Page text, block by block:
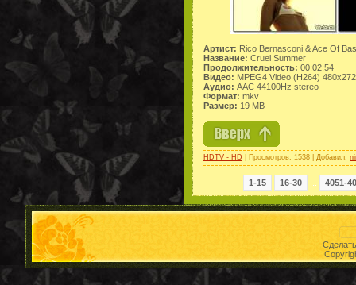
Артист: Rico Bernasconi & Ace Of
Название: Cruel Summer
Продолжительность: 00:02:54
Видео: MPEG4 Video (H264)
Аудио: AAC 44100Hz stereo
Формат: mkv
Размер: 19 MB
HDTV - HD | Просмотров: 1538 | Добавил:
1-15 16-30 4051-